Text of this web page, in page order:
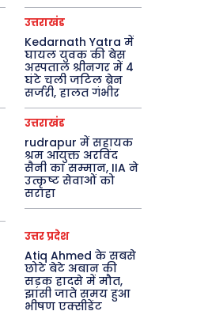
उत्तराखंड
Kedarnath Yatra में
घायल युवक की बेस
अस्पताल श्रीनगर में 4
घंटे चली जटिल ब्रेन
सर्जरी, हालत गंभीर
उत्तराखंड
rudrapur में सहायक
श्रम आयुक्त अरविंद
सैनी का सम्मान, IIA ने
उत्कृष्ट सेवाओं को
सराहा
उत्तर प्रदेश
Atiq Ahmed के सबसे
छोटे बेटे अबान की
सड़क हादसे में मौत,
झांसी जाते समय हुआ
भीषण एक्सीडेंट